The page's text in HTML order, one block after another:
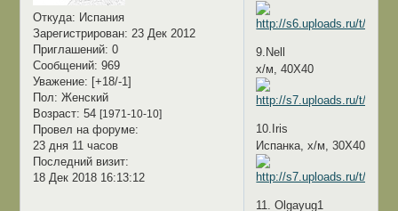
Откуда: Испания
Зарегистрирован: 23 Дек 2012
Приглашений: 0
Сообщений: 969
Уважение: [+18/-1]
Пол: Женский
Возраст: 54 [1971-10-10]
Провел на форуме:
23 дня 11 часов
Последний визит:
18 Дек 2018 16:13:12
9.Nell
х/м, 40Х40
10.Iris
Испанка, х/м, 30Х40
11. Olgayug1